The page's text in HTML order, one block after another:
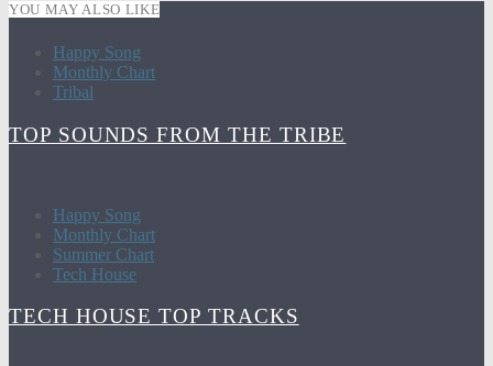
YOU MAY ALSO LIKE
Happy Song
Monthly Chart
Tribal
TOP SOUNDS FROM THE TRIBE
Happy Song
Monthly Chart
Summer Chart
Tech House
TECH HOUSE TOP TRACKS